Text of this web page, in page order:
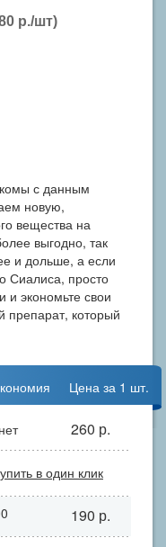
р./шт)
с данным
новую,
вещества на
выгодно, так
и дольше, а если
Сиалиса, просто
и экономьте свои
препарат, который
Цена за 1 шт.
нет 260 р.
в один клик
190 р.